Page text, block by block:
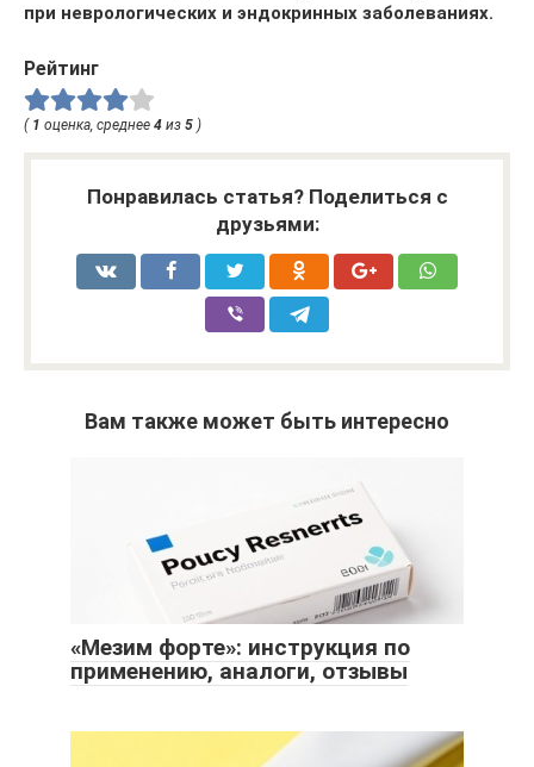
при неврологических и эндокринных заболеваниях.
Рейтинг
( 1 оценка, среднее 4 из 5 )
Понравилась статья? Поделиться с
друзьями:
Вам также может быть интересно
«Мезим форте»: инструкция по
применению, аналоги, отзывы